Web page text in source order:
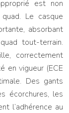
est non
Le casque
absorbant
tout-terrain.
correctement
en vigueur (ECE
Des gants
écorchures, les
l’adhérence au